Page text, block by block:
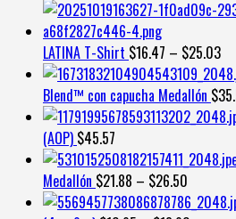
LATINA T-Shirt $16.47 – $25.03
Blend™ con capucha Medallón $
(AOP) $45.57
Medallón $21.88 – $26.50